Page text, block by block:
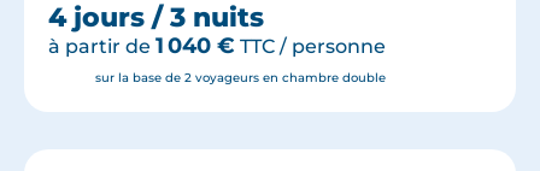
4 jours / 3 nuits
à partir de 1 040 € TTC / personne
sur la base de 2 voyageurs en chambre double